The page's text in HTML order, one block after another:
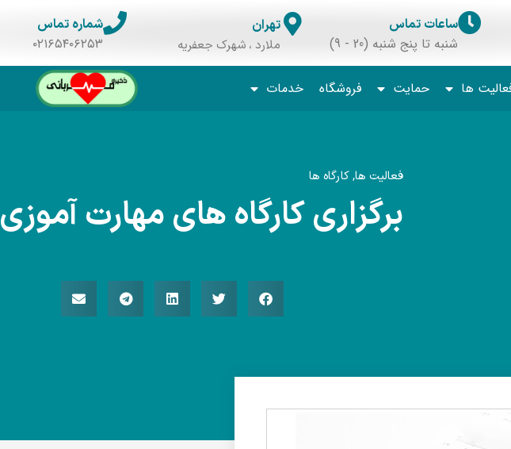
ساعات تماس
شنبه تا پنج شنبه (20 - 9)
تهران
ملارد ، شهرک جعفریه
شماره تماس
۰۲۱۶۵۴۰۶۲۵۳
ها حمایت فروشگاه خدمات
فعالیت ها, کارگاه ها
برگزاری کارگاه های مهارت آموزی